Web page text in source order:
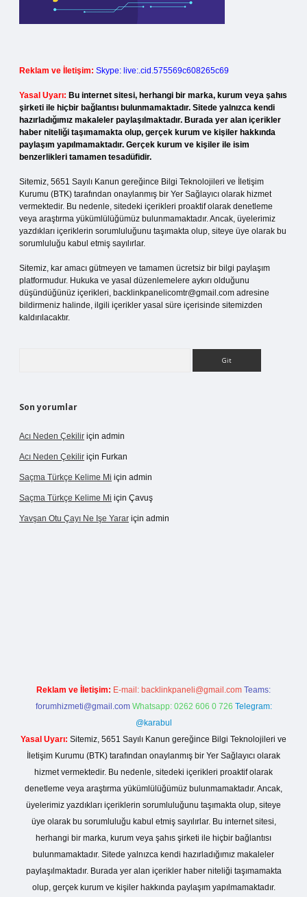
Reklam ve İletişim: Skype: live:.cid.575569c608265c69
Yasal Uyarı: Bu internet sitesi, herhangi bir marka, kurum veya şahıs
şirketi ile hiçbir bağlantısı bulunmamaktadır. Sitede yalnızca kendi
hazırladığımız makaleler paylaşılmaktadır. Burada yer alan içerikler
haber niteliği taşımamakta olup, gerçek kurum ve kişiler hakkında
paylaşım yapılmamaktadır. Gerçek kurum ve kişiler ile isim
benzerlikleri tamamen tesadüfidir.
Sitemiz, 5651 Sayılı Kanun gereğince Bilgi Teknolojileri ve İletişim
Kurumu (BTK) tarafından onaylanmış bir Yer Sağlayıcı olarak hizmet
vermektedir. Bu nedenle, sitedeki içerikleri proaktif olarak denetleme
veya araştırma yükümlülüğümüz bulunmamaktadır. Ancak, üyelerimiz
yazdıkları içeriklerin sorumluluğunu taşımakta olup, siteye üye olarak bu
sorumluluğu kabul etmiş sayılırlar.
Sitemiz, kar amacı gütmeyen ve tamamen ücretsiz bir bilgi paylaşım
platformudur. Hukuka ve yasal düzenlemelere aykırı olduğunu
düşündüğünüz içerikleri, backlinkpanelicomtr@gmail.com adresine
bildirmeniz halinde, ilgili içerikler yasal süre içerisinde sitemizden
kaldırılacaktır.
Son yorumlar
Acı Neden Çekilir için admin
Acı Neden Çekilir için Furkan
Saçma Türkçe Kelime Mi için admin
Saçma Türkçe Kelime Mi için Çavuş
Yavşan Otu Çayı Ne Işe Yarar için admin
Reklam ve İletişim: E-mail: backlinkpaneli@gmail.com Teams:
forumhizmeti@gmail.com Whatsapp: 0262 606 0 726 Telegram:
@karabul
Yasal Uyarı: Sitemiz, 5651 Sayılı Kanun gereğince Bilgi Teknolojileri ve
İletişim Kurumu (BTK) tarafından onaylanmış bir Yer Sağlayıcı olarak
hizmet vermektedir. Bu nedenle, sitedeki içerikleri proaktif olarak
denetleme veya araştırma yükümlülüğümüz bulunmamaktadır. Ancak,
üyelerimiz yazdıkları içeriklerin sorumluluğunu taşımakta olup, siteye
üye olarak bu sorumluluğu kabul etmiş sayılırlar. Bu internet sitesi,
herhangi bir marka, kurum veya şahıs şirketi ile hiçbir bağlantısı
bulunmamaktadır. Sitede yalnızca kendi hazırladığımız makaleler
paylaşılmaktadır. Burada yer alan içerikler haber niteliği taşımamakta
olup, gerçek kurum ve kişiler hakkında paylaşım yapılmamaktadır.